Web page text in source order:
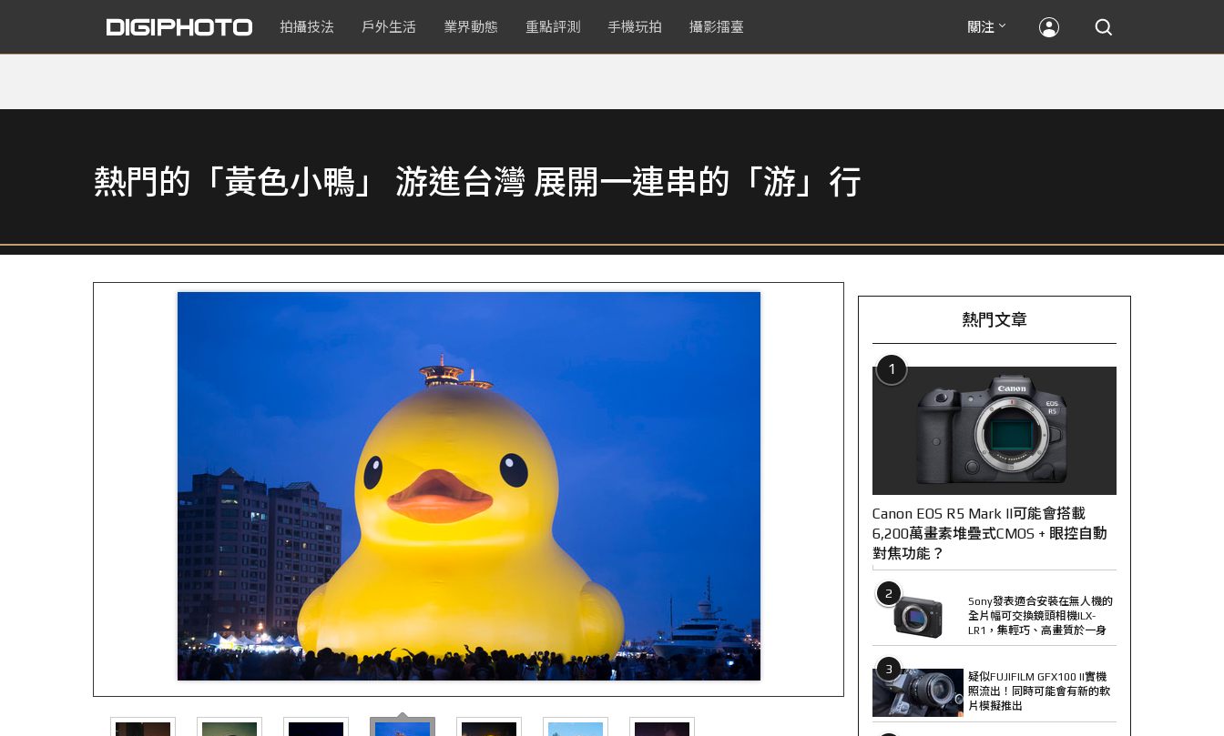
拍攝技法 戶外生活 業界動態 重點評測 手機玩拍 攝影擂臺 關注
熱門的「黃色小鴨」 游進台灣 展開一連串的「游」行
熱門文章
1
Canon EOS R5 Mark II可能會搭載
6,200萬畫素堆疊式CMOS + 眼控自動
對焦功能？
2
Sony發表適合安裝在無人機的
全片幅可交換鏡頭相機ILX-
LR1，集輕巧、高畫質於一身
3
疑似FUJIFILM GFX100 II實機
照流出！同時可能會有新的軟
片模擬推出